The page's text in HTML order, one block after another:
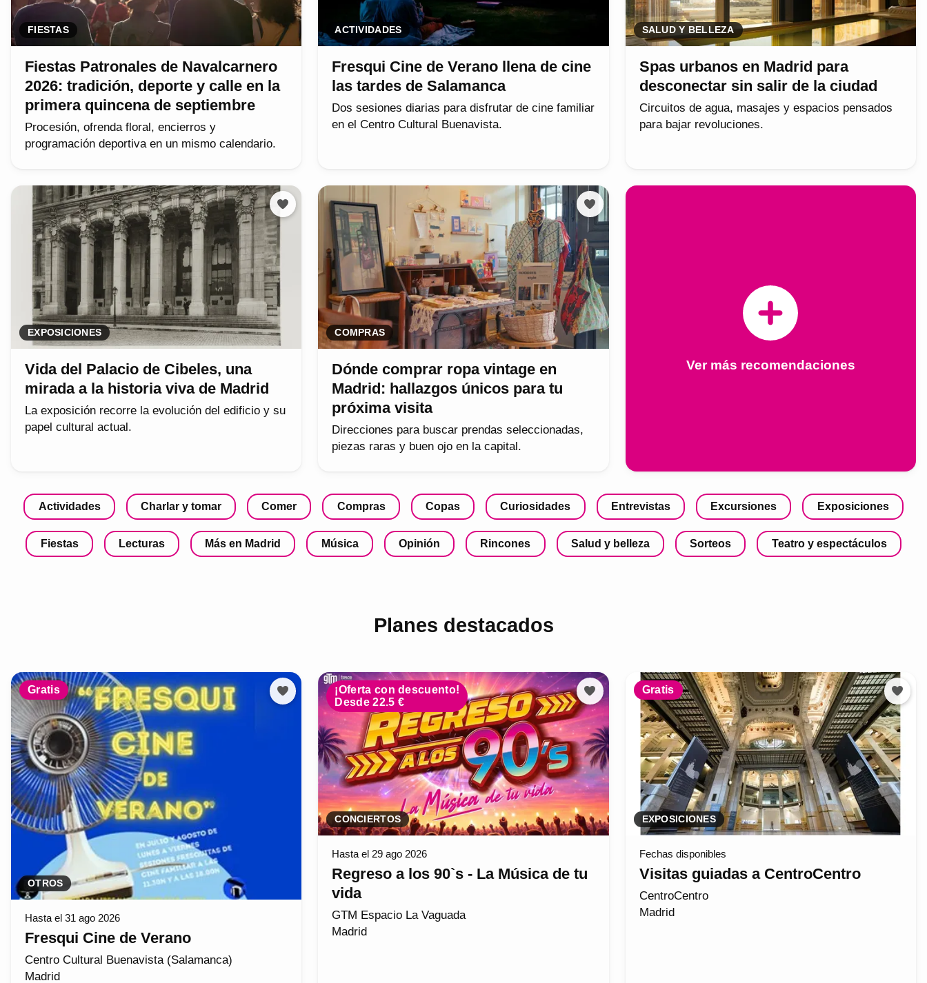
FIESTAS
Fiestas Patronales de Navalcarnero
2026: tradición, deporte y calle en la
primera quincena de septiembre
Procesión, ofrenda floral, encierros y
programación deportiva en un mismo calendario.
ACTIVIDADES
Fresqui Cine de Verano llena de cine
las tardes de Salamanca
Dos sesiones diarias para disfrutar de cine familiar
en el Centro Cultural Buenavista.
SALUD Y BELLEZA
Spas urbanos en Madrid para
desconectar sin salir de la ciudad
Circuitos de agua, masajes y espacios pensados
para bajar revoluciones.
EXPOSICIONES
Vida del Palacio de Cibeles, una
mirada a la historia viva de Madrid
La exposición recorre la evolución del edificio y su
papel cultural actual.
COMPRAS
Dónde comprar ropa vintage en
Madrid: hallazgos únicos para tu
próxima visita
Direcciones para buscar prendas seleccionadas,
piezas raras y buen ojo en la capital.
Ver más recomendaciones
Actividades Charlar y tomar Comer Compras Copas Curiosidades Entrevistas Excursiones Exposiciones
Fiestas Lecturas Más en Madrid Música Opinión Rincones Salud y belleza Sorteos Teatro y espectáculos
Planes destacados
Gratis
OTROS
Hasta el 31 ago 2026
Fresqui Cine de Verano
Centro Cultural Buenavista (Salamanca)
Madrid
¡Oferta con descuento!
Desde 22.5 €
CONCIERTOS
Hasta el 29 ago 2026
Regreso a los 90`s - La Música de tu
vida
GTM Espacio La Vaguada
Madrid
Gratis
EXPOSICIONES
Fechas disponibles
Visitas guiadas a CentroCentro
CentroCentro
Madrid